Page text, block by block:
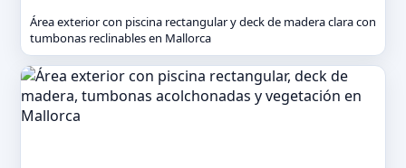
Área exterior con piscina rectangular y deck de madera clara con
tumbonas reclinables en Mallorca